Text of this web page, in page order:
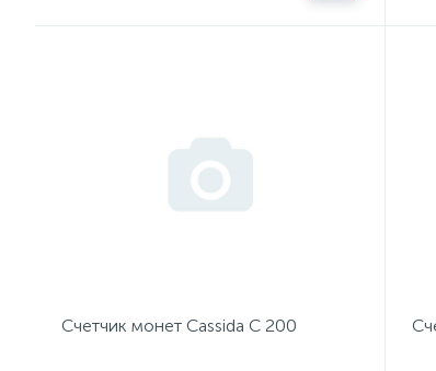
Счетчик монет Cassida C 200